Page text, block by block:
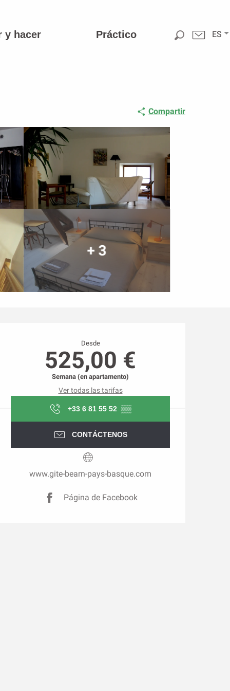
ES
y hacer Práctico
Compartir
+ 3
Desde
525,00 €
Semana (en apartamento)
Ver todas las tarifas
+33 6 81 55 52 ▒▒
CONTÁCTENOS
www.gite-bearn-pays-basque.com
Página de Facebook